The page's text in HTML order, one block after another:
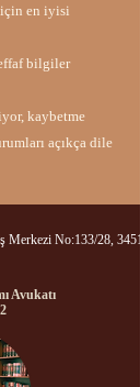
en iyisi
bilgiler
kaybetme
açıkça dile
Merkezi No:133/28,
Avukatı